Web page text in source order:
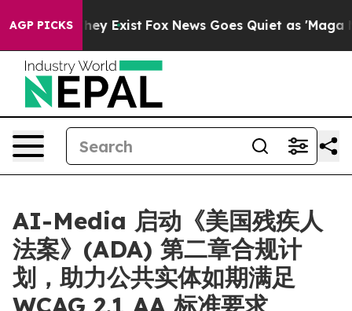
AGP PICKS
Proof They Exist Fox News Goes Quiet as 'Maga
AI-Media 启动《美国残疾人
法案》(ADA) 第二章合规计
划，助力公共实体如期满足